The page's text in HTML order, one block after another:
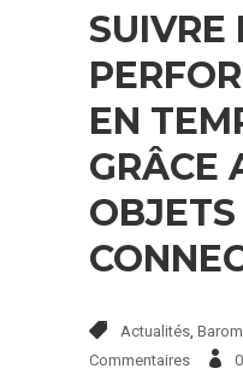
SUIVRE
EN
GRÂCE
OBJETS
Actualités,
Commentaires
0